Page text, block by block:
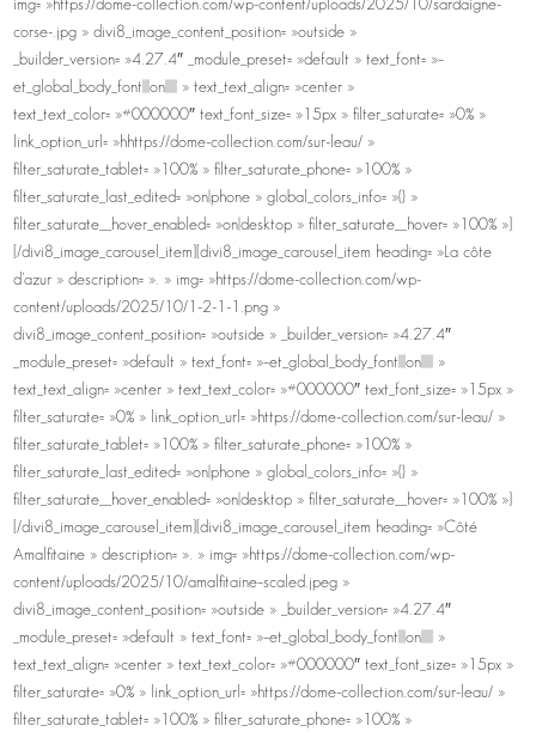
img= »https://dome-collection.com/wp-content/uploads/2025/10/sardaigne-
corse-.jpg » divi8_image_content_position= »outside »
_builder_version= »4.27.4″ _module_preset= »default » text_font= »–
et_global_body_font|||on||||| » text_text_align= »center »
text_text_color= »#000000″ text_font_size= »15px » filter_saturate= »0% »
link_option_url= »hhttps://dome-collection.com/sur-leau/ »
filter_saturate_tablet= »100% » filter_saturate_phone= »100% »
filter_saturate_last_edited= »on|phone » global_colors_info= »{} »
filter_saturate__hover_enabled= »on|desktop » filter_saturate__hover= »100% »]
[/divi8_image_carousel_item][divi8_image_carousel_item heading= »La côte
d’azur » description= ». » img= »https://dome-collection.com/wp-
content/uploads/2025/10/1-2-1-1.png »
divi8_image_content_position= »outside » _builder_version= »4.27.4″
_module_preset= »default » text_font= »–et_global_body_font|||on||||| »
text_text_align= »center » text_text_color= »#000000″ text_font_size= »15px »
filter_saturate= »0% » link_option_url= »https://dome-collection.com/sur-leau/ »
filter_saturate_tablet= »100% » filter_saturate_phone= »100% »
filter_saturate_last_edited= »on|phone » global_colors_info= »{} »
filter_saturate__hover_enabled= »on|desktop » filter_saturate__hover= »100% »]
[/divi8_image_carousel_item][divi8_image_carousel_item heading= »Côté
Amalfitaine » description= ». » img= »https://dome-collection.com/wp-
content/uploads/2025/10/amalfitaine–scaled.jpeg »
divi8_image_content_position= »outside » _builder_version= »4.27.4″
_module_preset= »default » text_font= »–et_global_body_font|||on||||| »
text_text_align= »center » text_text_color= »#000000″ text_font_size= »15px »
filter_saturate= »0% » link_option_url= »https://dome-collection.com/sur-leau/ »
filter_saturate_tablet= »100% » filter_saturate_phone= »100% »